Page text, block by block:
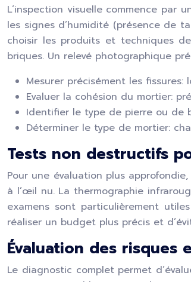
L’inspection visuelle commence par
les signes d’humidité (présence de
choisir les produits et techniques
briques. Un relevé photographique
Mesurer précisément les fissures:
Evaluer la cohésion du mortier:
Identifier le type de pierre ou de
Déterminer le type de mortier:
Tests non destructifs
Pour une évaluation plus
à l’œil nu. La thermographie
examens sont particulièrement
réaliser un budget plus précis et
Évaluation des risques
Le diagnostic complet permet